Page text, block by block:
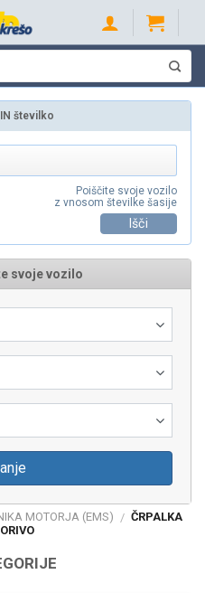
številko
Poiščite svoje vozilo
z vnosom številke šasije
Išči
svoje vozilo
MOTORJA (EMS) / ČRPALKA